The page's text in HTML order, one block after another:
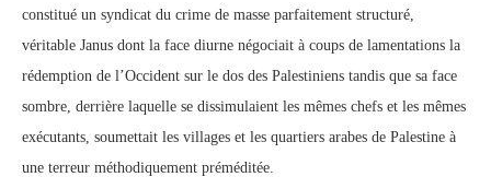
constitué un syndicat du crime de masse parfaitement structuré,
véritable Janus dont la face diurne négociait à coups de lamentations la
rédemption de l’Occident sur le dos des Palestiniens tandis que sa face
sombre, derrière laquelle se dissimulaient les mêmes chefs et les mêmes
exécutants, soumettait les villages et les quartiers arabes de Palestine à
une terreur méthodiquement préméditée.